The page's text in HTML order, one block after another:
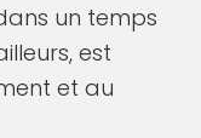
un temps
est
et au